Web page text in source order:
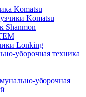
Komatsu
Komatsu
Shanmon
Lonking
уборочная техника
уборочная